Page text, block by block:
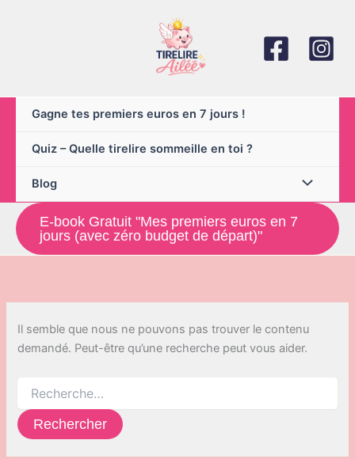
Gagne tes premiers euros en 7 jours !
Quiz – Quelle tirelire sommeille en toi ?
Blog
E-book Gratuit "Mes premiers euros en 7
jours (avec zéro budget de départ)"
Il semble que nous ne pouvons pas trouver le contenu
demandé. Peut-être qu’une recherche peut vous aider.